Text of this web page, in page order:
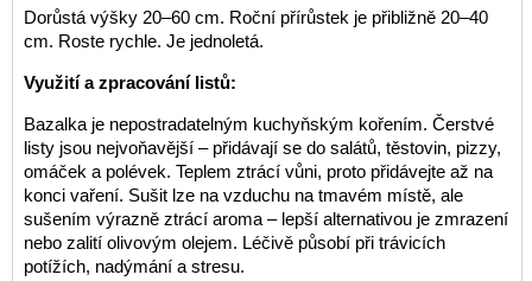
Dorůstá výšky 20–60 cm. Roční přírůstek je přibližně 20–40
cm. Roste rychle. Je jednoletá.
Využití a zpracování listů:
Bazalka je nepostradatelným kuchyňským kořením. Čerstvé
listy jsou nejvoňavější – přidávají se do salátů, těstovin, pizzy,
omáček a polévek. Teplem ztrácí vůni, proto přidávejte až na
konci vaření. Sušit lze na vzduchu na tmavém místě, ale
sušením výrazně ztrácí aroma – lepší alternativou je zmrazení
nebo zalití olivovým olejem. Léčivě působí při trávicích
potížích, nadýmání a stresu.